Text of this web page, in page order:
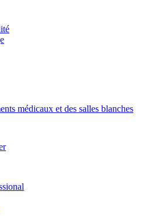
médicaux et des salles blanches